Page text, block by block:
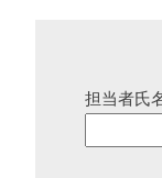
担当者氏